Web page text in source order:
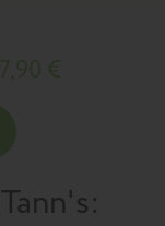
Tann's: